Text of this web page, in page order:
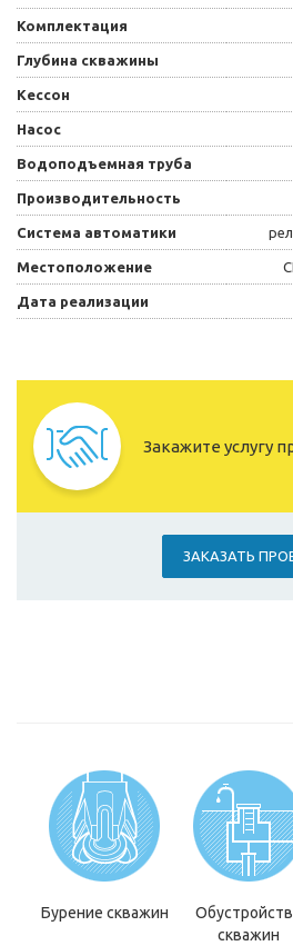
Комплектация
Глубина скважины
Кессон
Насос
Водоподъемная труба
Производительность
Система автоматики
Местоположение
Дата реализации
Закажите услугу
ЗАКАЗАТЬ
Бурение скважин
скважин